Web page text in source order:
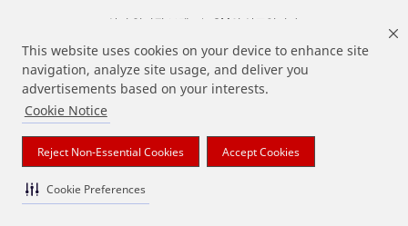
This website uses cookies on your device to enhance site
navigation, analyze site usage, and deliver you
advertisements based on your interests.
Cookie Notice
Reject Non-Essential Cookies Accept Cookies
Cookie Preferences
상기 열거된 브랜드는 3M의 상표입니다.